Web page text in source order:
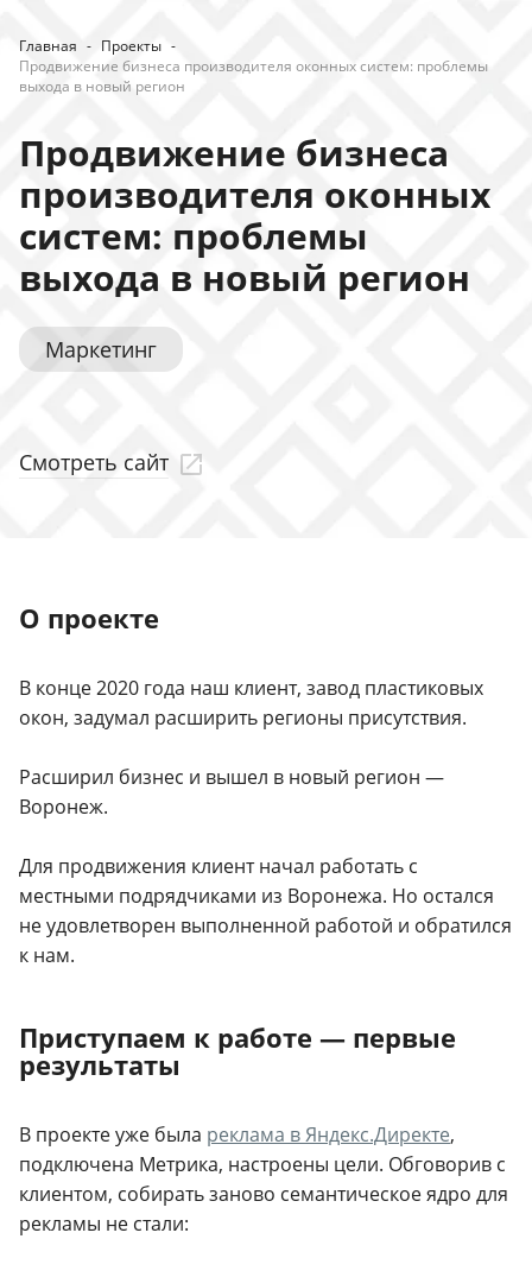
Главная - Проекты -
Продвижение бизнеса производителя оконных систем: проблемы
выхода в новый регион
Продвижение бизнеса
производителя оконных
систем: проблемы
выхода в новый регион
Маркетинг
Смотреть сайт
О проекте
В конце 2020 года наш клиент, завод пластиковых
окон, задумал расширить регионы присутствия.
Расширил бизнес и вышел в новый регион —
Воронеж.
Для продвижения клиент начал работать с
местными подрядчиками из Воронежа. Но остался
не удовлетворен выполненной работой и обратился
к нам.
Приступаем к работе — первые
результаты
В проекте уже была реклама в Яндекс.Директе,
подключена Метрика, настроены цели. Обговорив с
клиентом, собирать заново семантическое ядро для
рекламы не стали: